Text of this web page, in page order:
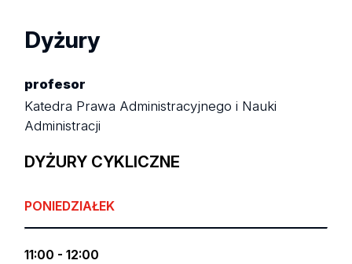
Dyżury
profesor
Katedra Prawa Administracyjnego i Nauki
Administracji
DYŻURY CYKLICZNE
PONIEDZIAŁEK
11:00 - 12:00